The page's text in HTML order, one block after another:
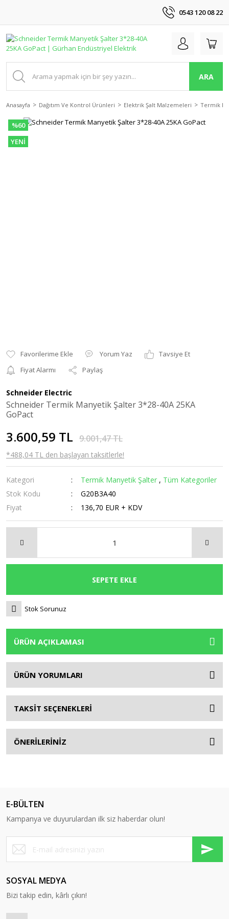
0543 120 08 22
ARA
Anasayfa Dağıtım Ve Kontrol Ürünleri Elektrik Şalt Malzemeleri Termik
%60
YENİ
Yorum Yaz
Tavsiye Et
Fiyat Alarmı
Paylaş
Schneider Electric
Schneider Termik Manyetik Şalter 3*28-40A 25KA
GoPact
3.600,59 TL 9.001,47 TL
*488,04 TL den başlayan taksitlerle!
Kategori Termik Manyetik Şalter , Tüm Kategoriler
Stok Kodu
G20B3A40
Fiyat
136,70 EUR + KDV
SEPETE EKLE
Stok Sorunuz
ÜRÜN AÇIKLAMASI
ÜRÜN YORUMLARI
TAKSİT SEÇENEKLERİ
ÖNERİLERİNİZ
E-BÜLTEN
Kampanya ve duyurulardan ilk siz haberdar olun!
SOSYAL MEDYA
Bizi takip edin, kârlı çıkın!